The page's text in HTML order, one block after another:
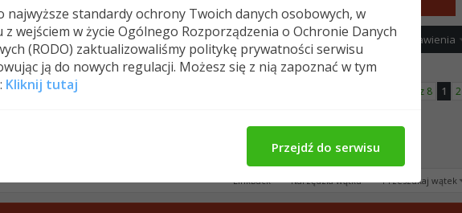
Nowe posty FAQ Kalendarz Spełeczność Ustawienia
W 100 dni do celu
Strona 1 z 8 1 2
LinkBack Narzędzia wątku Przeszukaj wątek
najwyższe standardy ochrony Twoich danych osobowych, w
z wejściem w życie Ogólnego Rozporządzenia o Ochronie Danych
(RODO) zaktualizowaliśmy politykę prywatności serwisu
ją do nowych regulacji. Możesz się z nią zapoznać w tym
Kliknij tutaj
Przejdź do serwisu